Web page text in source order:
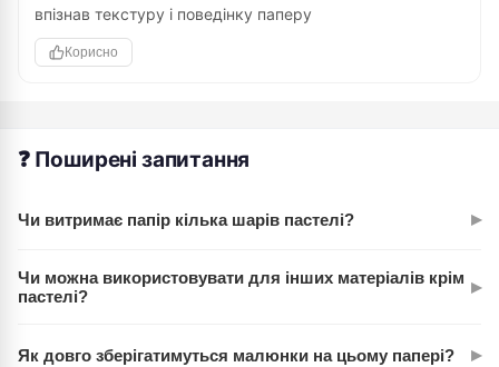
впізнав текстуру і поведінку паперу
Корисно
❓ Поширені запитання
Чи витримає папір кілька шарів пастелі? ▸
5 шарів пастелі, висушуючи між ними. Головне — не
Чи можна використовувати для інших матеріалів крім
пастелі?
▸
Деякі художники навіть друкують на ньому — результат
Як довго зберігатимуться малюнки на цьому папері? ▸